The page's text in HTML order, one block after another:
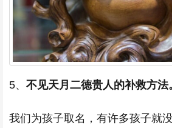
5、 不见天月二德贵人的补救方法
我们为孩子取名，有许多孩子就